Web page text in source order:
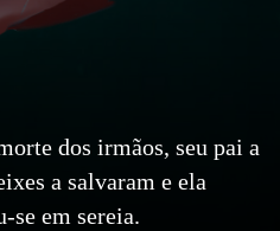
dos irmãos, seu pai a
a salvaram e ela
se em sereia.